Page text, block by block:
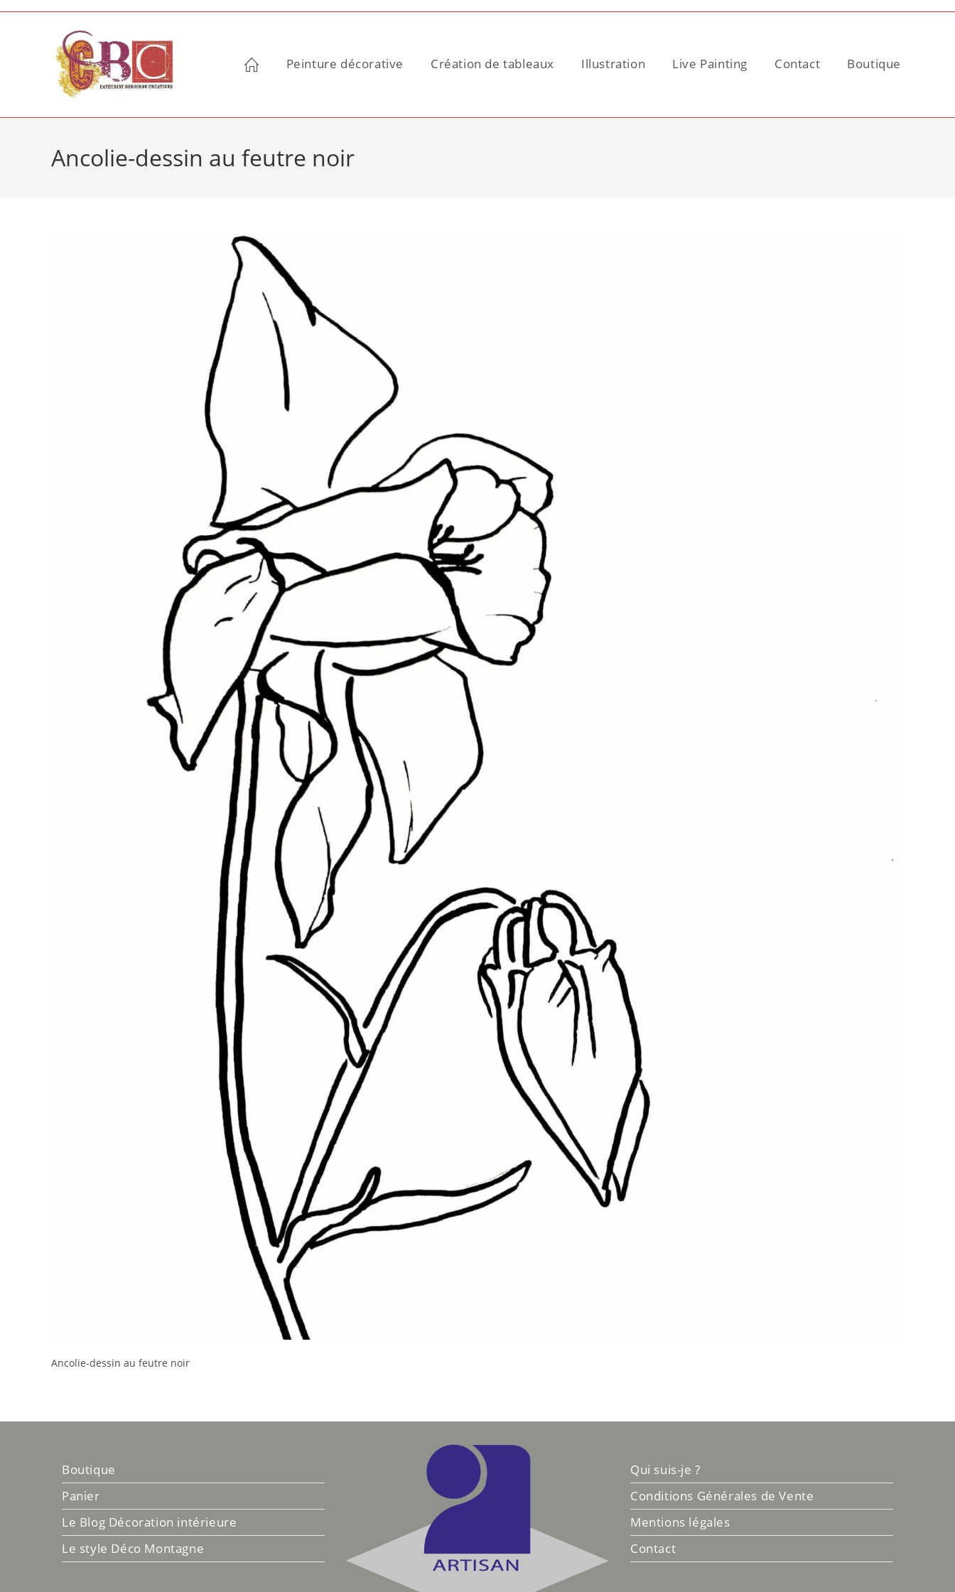
Skip
Peinture décorative Création de tableaux Illustration Live Painting Contact Boutique
Ancolie-dessin au feutre noir
Ancolie-dessin au feutre noir
Boutique
Panier
Le Blog Décoration intérieure
Le style Déco Montagne
Qui suis-je ?
Conditions Générales de Vente
Mentions légales
Contact